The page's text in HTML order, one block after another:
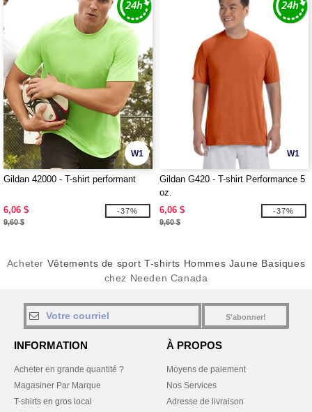
W1
Gildan 42000 - T-shirt performant
6,06 $
9,60 $
-37%
W1
Gildan G420 - T-shirt Performance 5
oz.
6,06 $
9,60 $
-37%
Acheter Vêtements de sport T-shirts Hommes Jaune Basiques
chez Needen Canada
S'abonner!
INFORMATION
Acheter en grande quantité ?
Magasiner Par Marque
T-shirts en gros local
À PROPOS
Moyens de paiement
Nos Services
Adresse de livraison